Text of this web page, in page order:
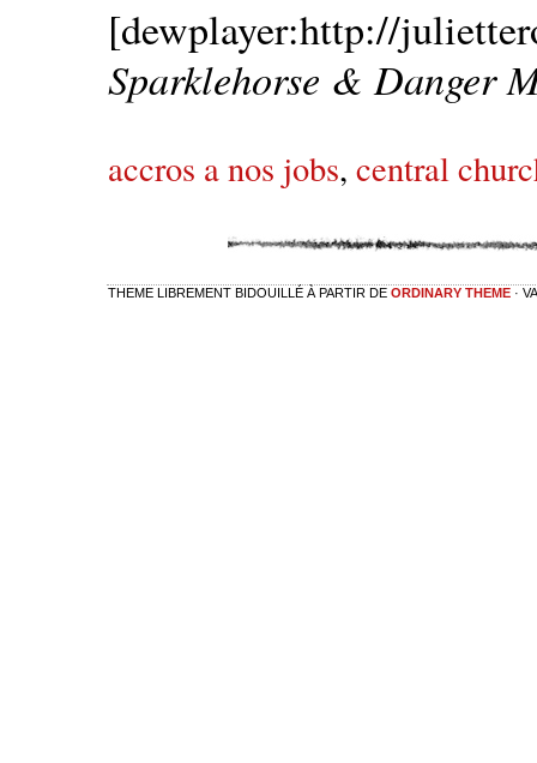
[dewplayer:http://
Sparklehorse & Danger
accros a nos jobs, central
THEME LIBREMENT BIDOUILLÉ À PARTIR DE ORDINARY THEME ·